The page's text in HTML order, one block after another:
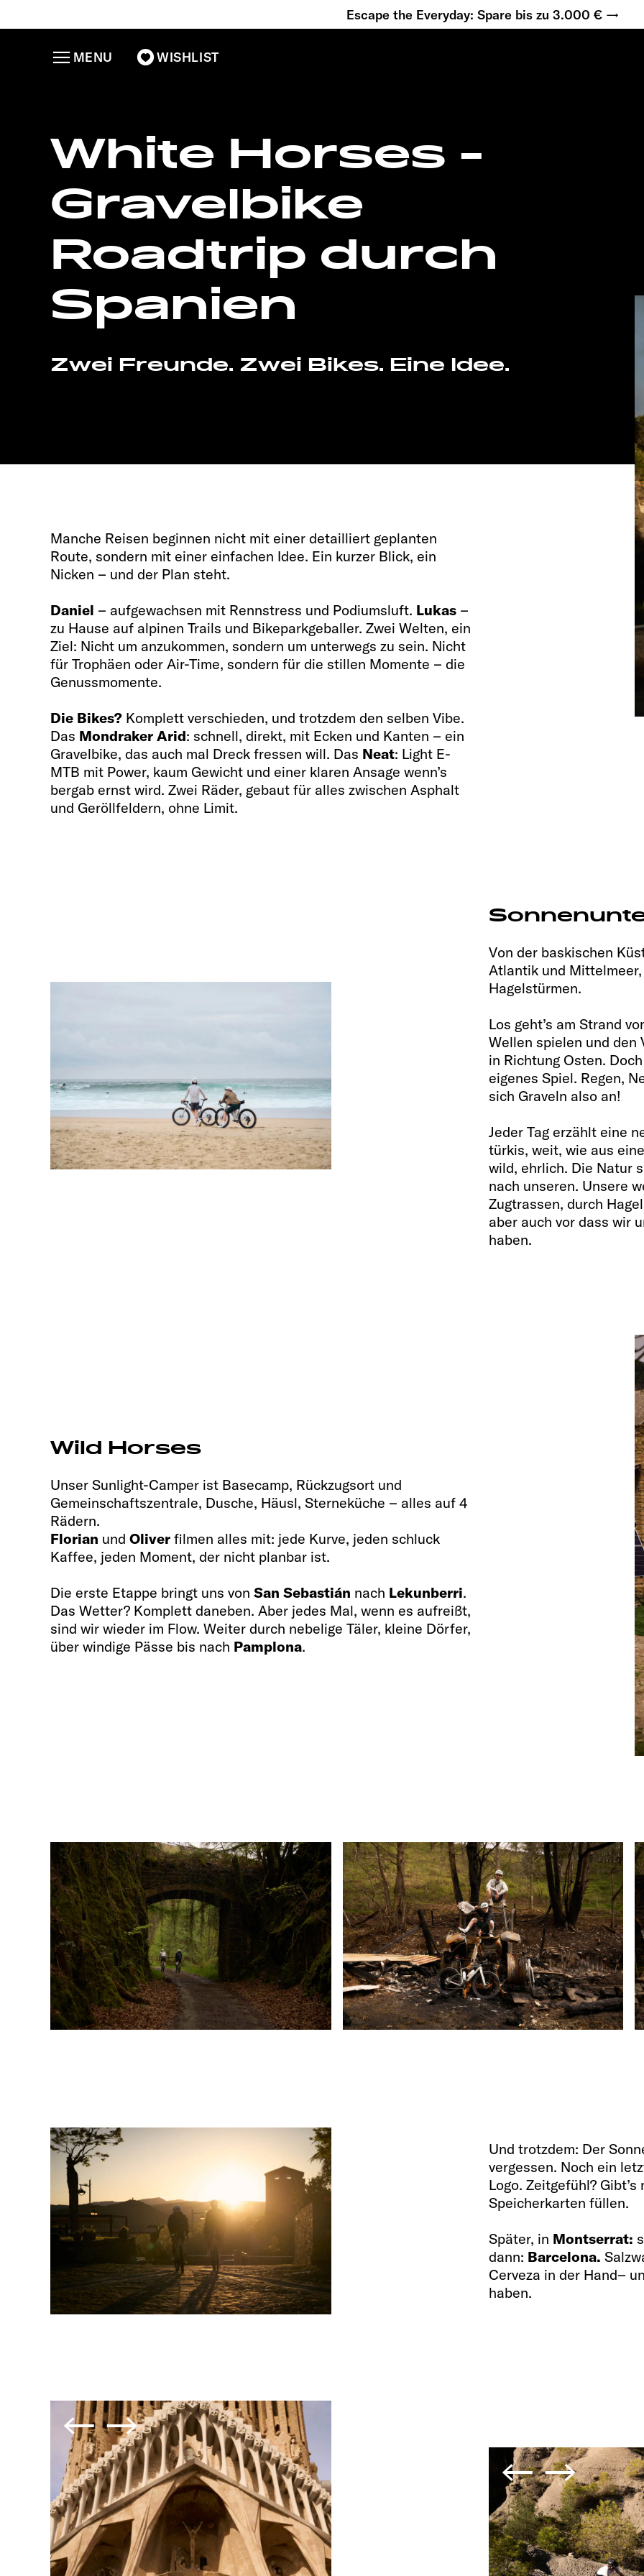
Escape the Everyday: Spare bis zu 3.000 € →
WISHLIST
MENU
White Horses -
Gravelbike
Roadtrip durch
Spanien
Zwei Freunde. Zwei Bikes. Eine Idee.
Manche Reisen beginnen nicht mit einer detailliert geplanten
Route, sondern mit einer einfachen Idee. Ein kurzer Blick, ein
Nicken – und der Plan steht.
Daniel – aufgewachsen mit Rennstress und Podiumsluft. Lukas –
zu Hause auf alpinen Trails und Bikeparkgeballer. Zwei Welten, ein
Ziel: Nicht um anzukommen, sondern um unterwegs zu sein. Nicht
für Trophäen oder Air-Time, sondern für die stillen Momente – die
Genussmomente.
Die Bikes? Komplett verschieden, und trotzdem den selben Vibe.
Das Mondraker Arid: schnell, direkt, mit Ecken und Kanten – ein
Gravelbike, das auch mal Dreck fressen will. Das Neat: Light E-
MTB mit Power, kaum Gewicht und einer klaren Ansage wenn’s
bergab ernst wird. Zwei Räder, gebaut für alles zwischen Asphalt
und Geröllfeldern, ohne Limit.
Von der baskischen
Atlantik und
Hagelstürmen.
Los geht’s am Strand
Wellen spielen und den
in Richtung Osten.
eigenes Spiel. Regen,
sich Graveln also an!
Jeder Tag erzählt eine
türkis, weit, wie aus
wild, ehrlich. Die Natur
nach unseren. Unsere
Zugtrassen, durch
aber auch vor dass wir
haben.
Wild Horses
Unser Sunlight-Camper ist Basecamp, Rückzugsort und
Gemeinschaftszentrale, Dusche, Häusl, Sterneküche – alles auf 4
Rädern.
Florian undOliver filmen alles mit: jede Kurve, jeden schluck
Kaffee, jeden Moment, der nicht planbar ist.
Die erste Etappe bringt uns vonSan Sebastián nach Lekunberri.
Das Wetter? Komplett daneben. Aber jedes Mal, wenn es aufreißt,
sind wir wieder im Flow. Weiter durch nebelige Täler, kleine Dörfer,
über windige Pässe bis nach Pamplona.
Und trotzdem: Der
vergessen. Noch ein
Logo. Zeitgefühl?
Speicherkarten füllen.
Später, in Montserrat:
dann: Barcelona.
Cerveza in der Hand–
haben.